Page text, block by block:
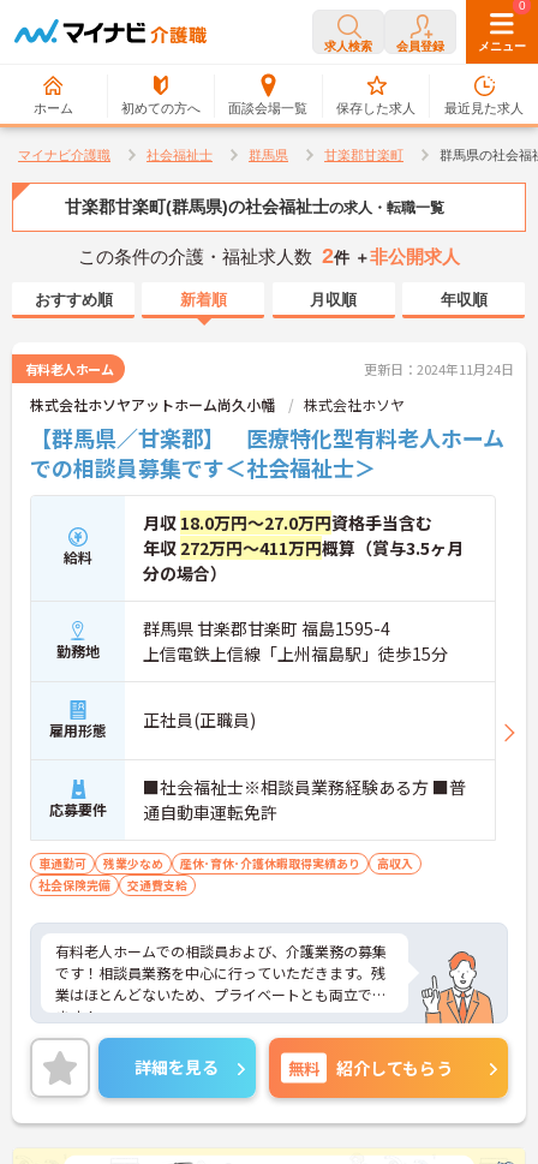
求人検索 会員登録 メニュー
ホーム 初めての方へ 面談会場一覧
0
保存した求人
0
最近見た求人
マイナビ介護職 社会福祉士 群馬県 甘楽郡甘楽町 群馬県の社会福
甘楽郡甘楽町(群馬県)の社会福祉士の求人・転職一覧
この条件の介護・福祉求人数 2件 ＋非公開求人
おすすめ順 新着順 月収順 年収順
有料老人ホーム 更新日：2024年11月24日
株式会社ホソヤアットホーム尚久小幡 株式会社ホソヤ
【群馬県／甘楽郡】 医療特化型有料老人ホーム
での相談員募集です＜社会福祉士＞
給料
月収 18.0万円～27.0万円資格手当含む
年収 272万円～411万円概算（賞与3.5ヶ月
分の場合）
勤務地
群馬県 甘楽郡甘楽町 福島1595-4
上信電鉄上信線「上州福島駅」徒歩15分
雇用形態 正社員(正職員)
応募要件
■社会福祉士※相談員業務経験ある方 ■普
通自動車運転免許
車通勤可 残業少なめ 産休･育休･介護休暇取得実績あり
高収入
社会保険完備
交通費支給
有料老人ホームでの相談員および、介護業務の募集
です！相談員業務を中心に行っていただきます。残
業はほとんどないため、プライベートとも両立でき
ます！
ご興味ある方には、面接のポイントなど、さらに詳
細をお話致しますのでお気軽にご相談ください。
詳細を見る 無料 紹介してもらう